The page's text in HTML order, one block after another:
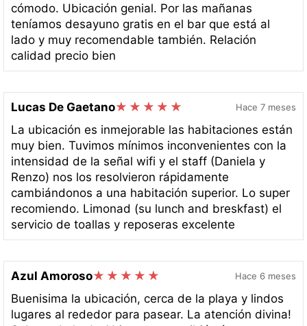
cómodo. Ubicación genial. Por las mañanas
teníamos desayuno gratis en el bar que está al
lado y muy recomendable también. Relación
calidad precio bien
Lucas De Gaetano Hace 7 meses
La ubicación es inmejorable las habitaciones están
muy bien. Tuvimos mínimos inconvenientes con la
intensidad de la señal wifi y el staff (Daniela y
Renzo) nos los resolvieron rápidamente
cambiándonos a una habitación superior. Lo super
recomiendo. Limonad (su lunch and breskfast) el
servicio de toallas y reposeras excelente
Azul Amoroso Hace 6 meses
Buenisima la ubicación, cerca de la playa y lindos
lugares al rededor para pasear. La atención divina!